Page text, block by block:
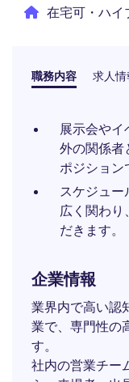
在宅可・ハイ
職務内容 求人情
展示会やイ
外の関係者
ポジション
スケジュー
広く関わり
だきます。
企業情報
業界内で高い認
業で、専門性の
す。
社内の営業チー